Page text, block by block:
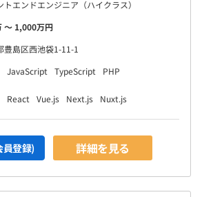
トエンドエンジニア（ハイクラス）
〜 1,000万円
豊島区西池袋1-11-1
JavaScript TypeScript
PHP
React Vue.js Next.js Nuxt.js
登録) 詳細を見る